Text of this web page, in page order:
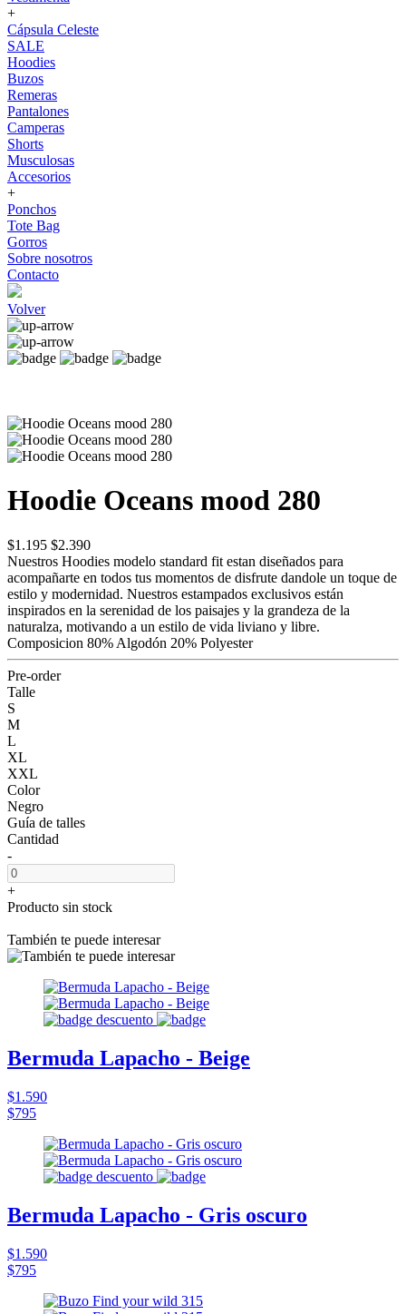
+
Cápsula Celeste
SALE
Hoodies
Buzos
Remeras
Pantalones
Camperas
Shorts
Musculosas
Accesorios
+
Ponchos
Tote Bag
Gorros
Sobre nosotros
Contacto
Volver
Hoodie Oceans mood 280
$1.195 $2.390
Nuestros Hoodies modelo standard fit estan diseñados para
acompañarte en todos tus momentos de disfrute dandole un toque de
estilo y modernidad. Nuestros estampados exclusivos están
inspirados en la serenidad de los paisajes y la grandeza de la
naturalza, motivando a un estilo de vida liviano y libre.
Composicion 80% Algodón 20% Polyester
Pre-order
Talle
S
M
L
XL
XXL
Color
Negro
Guía de talles
Cantidad
-
+
Producto sin stock
También te puede interesar
Bermuda Lapacho - Beige
$1.590
$795
Bermuda Lapacho - Gris oscuro
$1.590
$795